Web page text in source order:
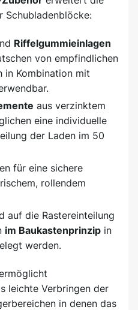
Schubladenblöcke:
Riffelgummieinlagen
von empfindlichen
in Kombination mit
aus verzinktem
eine individuelle
der Laden im 50
für eine sichere
rollendem
auf die Rastereinteilung
im Baukastenprinzip in
werden.
leichte Verbringen der
in denen das